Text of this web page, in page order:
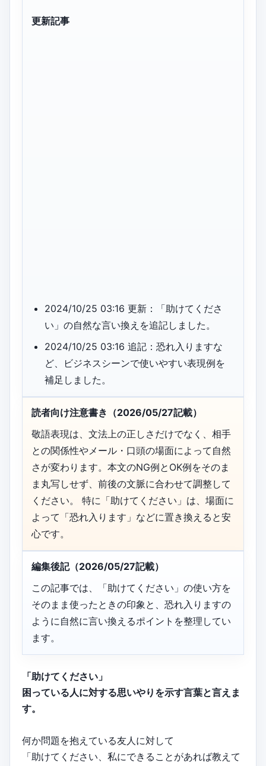
更新記事
2024/10/25 03:16 更新：「助けてくださ
い」の自然な言い換えを追記しました。
2024/10/25 03:16 追記：恐れ入りますな
ど、ビジネスシーンで使いやすい表現例を
補足しました。
読者向け注意書き（2026/05/27記載）
敬語表現は、文法上の正しさだけでなく、相手
との関係性やメール・口頭の場面によって自然
さが変わります。本文のNG例とOK例をそのま
ま丸写しせず、前後の文脈に合わせて調整して
ください。 特に「助けてください」は、場面に
よって「恐れ入ります」などに置き換えると安
心です。
編集後記（2026/05/27記載）
この記事では、「助けてください」の使い方を
そのまま使ったときの印象と、恐れ入りますの
ように自然に言い換えるポイントを整理してい
ます。
「助けてください」
困っている人に対する思いやりを示す言葉と言えま
す。
何か問題を抱えている友人に対して
「助けてください、私にできることがあれば教えて